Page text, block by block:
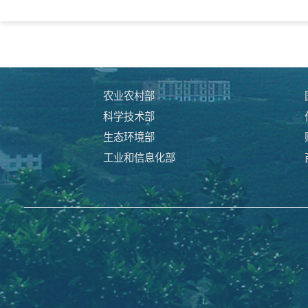
农业农村部
科学技术部
生态环境部
工业和信息化部